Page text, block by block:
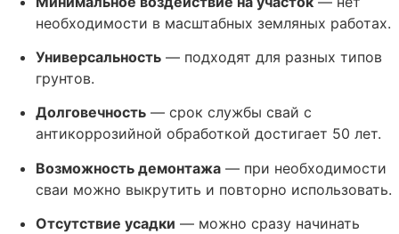
необходимости в масштабных земляных работах.
Универсальность — подходят для разных типов
грунтов.
Долговечность — срок службы свай с
антикоррозийной обработкой достигает 50 лет.
Возможность демонтажа — при необходимости
сваи можно выкрутить и повторно использовать.
Отсутствие усадки — можно сразу начинать